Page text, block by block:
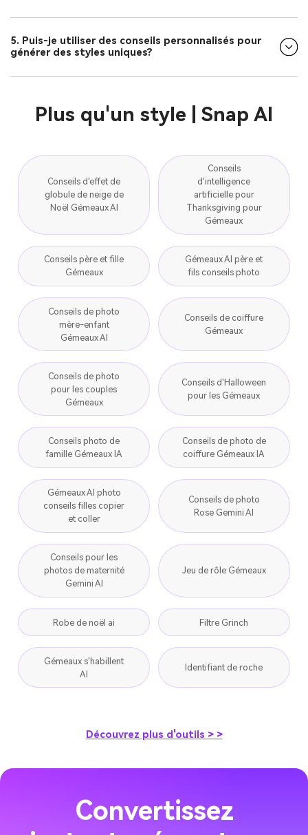
5. Puis-je utiliser des conseils personnalisés pour
générer des styles uniques?
Plus qu'un style | Snap AI
Conseils d'effet de
globule de neige de
Noël Gémeaux AI
Conseils
d'intelligence
artificielle pour
Thanksgiving pour
Gémeaux
Conseils père et fille
Gémeaux
Gémeaux AI père et
fils conseils photo
Conseils de photo
mère-enfant
Gémeaux AI
Conseils de coiffure
Gémeaux
Conseils de photo
pour les couples
Gémeaux
Conseils d'Halloween
pour les Gémeaux
Conseils photo de
famille Gémeaux IA
Conseils de photo de
coiffure Gémeaux IA
Gémeaux AI photo
conseils filles copier
et coller
Conseils de photo
Rose Gemini AI
Conseils pour les
photos de maternité
Gemini AI
Jeu de rôle Gémeaux
Robe de noël ai Filtre Grinch
Gémeaux s'habillent
AI
Identifiant de roche
Découvrez plus d'outils > >
Convertissez